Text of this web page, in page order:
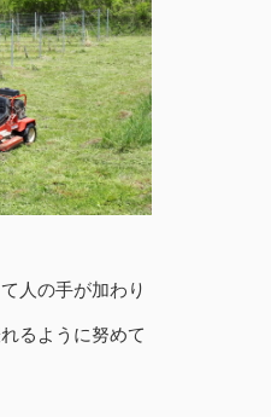
人の手が加わり
るように努めて